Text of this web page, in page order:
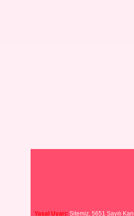
Yasal Uyarı: Sitemiz, 5651 Sayılı